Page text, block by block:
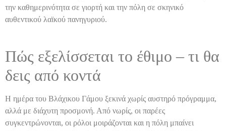
την καθημερινότητα σε γιορτή και την πόλη σε σκηνικό
αυθεντικού λαϊκού πανηγυριού.
Πώς εξελίσσεται το έθιμο – τι θα
δεις από κοντά
Η ημέρα του Βλάχικου Γάμου ξεκινά χωρίς αυστηρό πρόγραμμα,
αλλά με διάχυτη προσμονή. Από νωρίς, οι παρέες
συγκεντρώνονται, οι ρόλοι μοιράζονται και η πόλη μπαίνει